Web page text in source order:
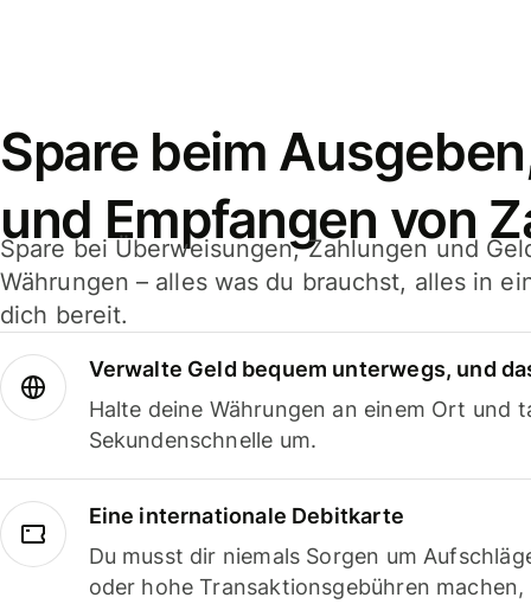
Spare beim
und Empfangen von
Spare bei Überweisungen, Zahlungen und
Währungen – alles was du brauchst, alles in
dich bereit.
Verwalte Geld bequem unterwegs, und
Halte deine Währungen an einem Ort und
Sekundenschnelle um.
Eine internationale Debitkarte
Du musst dir niemals Sorgen um
oder hohe Transaktionsgebühren